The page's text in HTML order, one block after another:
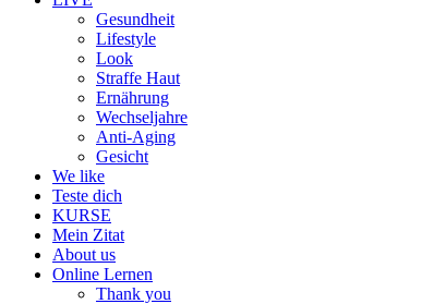
Gesundheit
Lifestyle
Look
Straffe Haut
Ernährung
Wechseljahre
Anti-Aging
Gesicht
We like
Teste dich
KURSE
Mein Zitat
About us
Online Lernen
Thank you